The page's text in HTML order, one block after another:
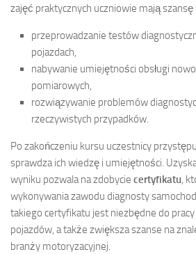
zajęć praktycznych uczniowie mają szansę
przeprowadzanie testów
pojazdach,
nabywanie umiejętności obsługi
pomiarowych,
rozwiązywanie problemów
rzeczywistych przypadków.
Po zakończeniu kursu uczestnicy
sprawdza ich wiedzę i umiejętności.
wyniku pozwala na zdobycie certyfikatu,
wykonywania zawodu diagnosty
takiego certyfikatu jest niezbędne do
pojazdów, a także zwiększa szanse na
branży motoryzacyjnej.